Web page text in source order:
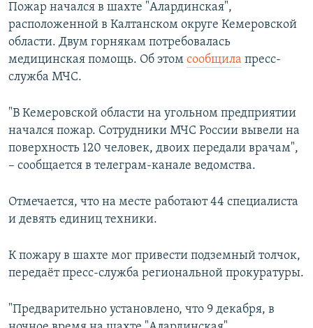
Все сайты РСЕ/РС
Пожар начался в шахте "Алардинская",
расположенной в Калтанском округе Кемеровской
области. Двум горнякам потребовалась
медицинская помощь. Об этом сообщила пресс-
служба МЧС.
"В Кемеровской области на угольном предприятии
начался пожар. Сотрудники МЧС России вывели на
поверхность 120 человек, двоих передали врачам",
– сообщается в телеграм-канале ведомства.
Отмечается, что на месте работают 44 специалиста
и девять единиц техники.
К пожару в шахте мог привести подземный толчок,
передаёт пресс-служба региональной прокуратуры.
"Предварительно установлено, что 9 декабря, в